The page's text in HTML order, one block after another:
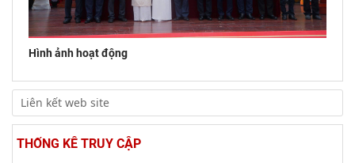
Hình ảnh hoạt động
THỐNG KÊ TRUY CẬP